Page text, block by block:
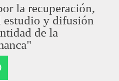
la recuperación,
estudio y difusión
de la